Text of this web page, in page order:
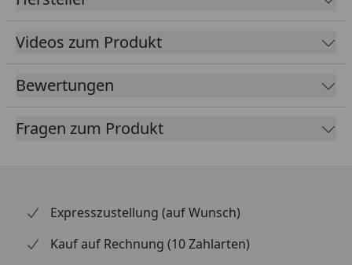
Vitavia Stahlfundament für Gewächshaus
Videos zum Produkt
Bewertungen
Fragen zum Produkt
Expresszustellung (auf Wunsch)
Kauf auf Rechnung (10 Zahlarten)